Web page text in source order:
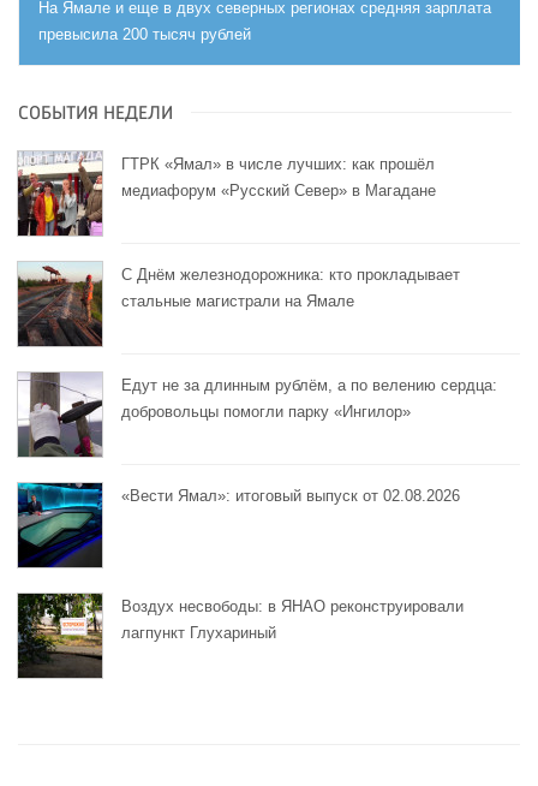
На Ямале и еще в двух северных регионах средняя зарплата
превысила 200 тысяч рублей
СОБЫТИЯ НЕДЕЛИ
ГТРК «Ямал» в числе лучших: как прошёл
медиафорум «Русский Север» в Магадане
С Днём железнодорожника: кто прокладывает
стальные магистрали на Ямале
Едут не за длинным рублём, а по велению сердца:
добровольцы помогли парку «Ингилор»
«Вести Ямал»: итоговый выпуск от 02.08.2026
Воздух несвободы: в ЯНАО реконструировали
лагпункт Глухариный